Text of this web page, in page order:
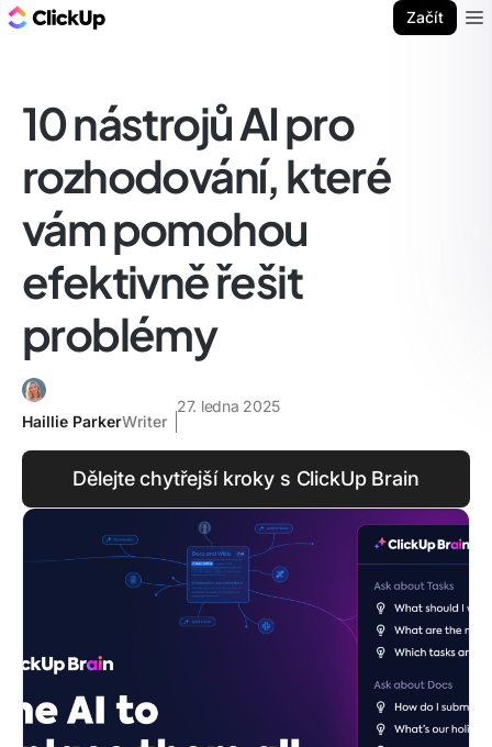
Začít
10 nástrojů AI pro
rozhodování, které
vám pomohou
efektivně řešit
problémy
Haillie ParkerWriter
27. ledna 2025
Dělejte chytřejší kroky s ClickUp Brain